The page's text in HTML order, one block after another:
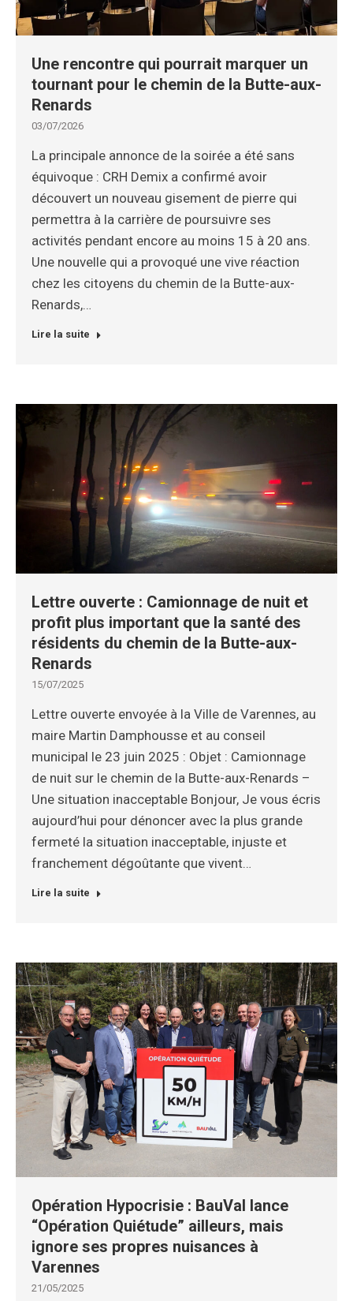
Une rencontre qui pourrait marquer un
tournant pour le chemin de la Butte-aux-
Renards
03/07/2026
La principale annonce de la soirée a été sans
équivoque : CRH Demix a confirmé avoir
découvert un nouveau gisement de pierre qui
permettra à la carrière de poursuivre ses
activités pendant encore au moins 15 à 20 ans.
Une nouvelle qui a provoqué une vive réaction
chez les citoyens du chemin de la Butte-aux-
Renards,…
Lire la suite
Lettre ouverte : Camionnage de nuit et
profit plus important que la santé des
résidents du chemin de la Butte-aux-
Renards
15/07/2025
Lettre ouverte envoyée à la Ville de Varennes, au
maire Martin Damphousse et au conseil
municipal le 23 juin 2025 : Objet : Camionnage
de nuit sur le chemin de la Butte-aux-Renards –
Une situation inacceptable Bonjour, Je vous écris
aujourd’hui pour dénoncer avec la plus grande
fermeté la situation inacceptable, injuste et
franchement dégoûtante que vivent…
Lire la suite
Opération Hypocrisie : BauVal lance
“Opération Quiétude” ailleurs, mais
ignore ses propres nuisances à
Varennes
21/05/2025